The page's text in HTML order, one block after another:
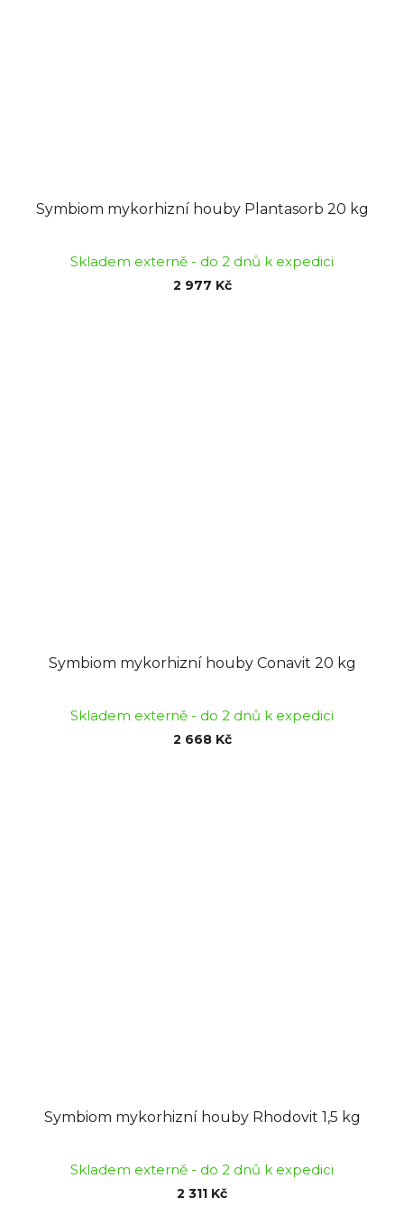
Symbiom mykorhizní houby Plantasorb 20 kg
Skladem externě - do 2 dnů k expedici
2 977 Kč
Symbiom mykorhizní houby Conavit 20 kg
Skladem externě - do 2 dnů k expedici
2 668 Kč
Symbiom mykorhizní houby Rhodovit 1,5 kg
Skladem externě - do 2 dnů k expedici
2 311 Kč